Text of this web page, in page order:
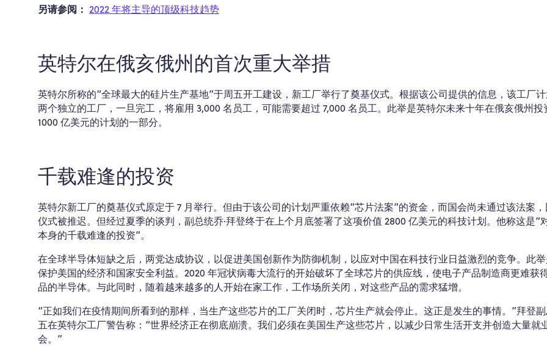
另请参阅： 2022 年将主导的顶级科技趋势
英特尔在俄亥俄州的首次重大举措
英特尔所称的“全球最大的硅片生产基地”于周五开工建设，新工厂举行了奠基仪式。根据该公司提供的信息，该工厂
两个独立的工厂，一旦完工，将雇用 3,000 名员工，可能需要超过 7,000 名员工。此举是英特尔未来十年在俄亥俄州投
1000 亿美元的计划的一部分。
千载难逢的投资
英特尔新工厂的奠基仪式原定于 7 月举行。但由于该公司的计划严重依赖“芯片法案”的资金，而国会尚未通过该法案
仪式被推迟。但经过夏季的谈判，副总统乔·拜登终于在上个月底签署了这项价值 2800 亿美元的科技计划。他称这是“
本身的千载难逢的投资”。
在全球半导体短缺之后，两党达成协议，以促进美国创新作为防御机制，以应对中国在科技行业日益激烈的竞争。此
保护美国的经济和国家安全利益。2020 年冠状病毒大流行的开始破坏了全球芯片的供应线，使电子产品制造商更难获
品的半导体。与此同时，随着越来越多的人开始在家工作，工作场所关闭，对这些产品的需求猛增。
“正如我们在疫情期间所看到的那样，当生产这些芯片的工厂关闭时，芯片生产就会停止。这正是发生的事情。”拜登
五在英特尔工厂警告称：“世界经济正在彻底崩溃。我们必须在美国生产这些芯片，以减少日常生活开支并创造大量就
会。”